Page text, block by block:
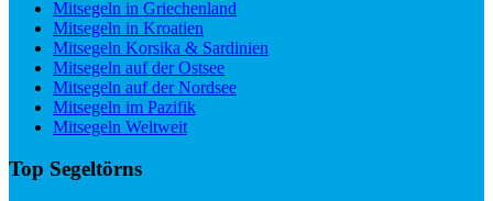
Mitsegeln in Griechenland
Mitsegeln in Kroatien
Mitsegeln Korsika & Sardinien
Mitsegeln auf der Ostsee
Mitsegeln auf der Nordsee
Mitsegeln im Pazifik
Mitsegeln Weltweit
Top Segeltörns